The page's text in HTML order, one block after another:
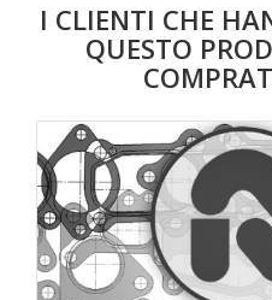
I CLIENTI CHE
QUESTO